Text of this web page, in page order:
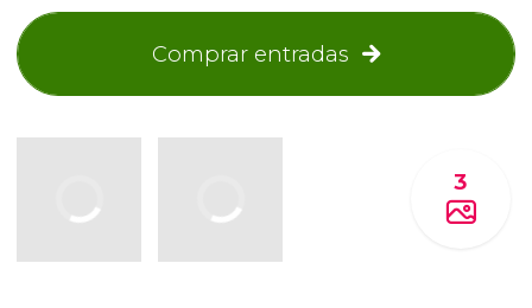
Comprar entradas
3